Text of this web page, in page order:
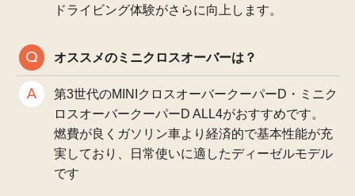
ドライビング体験がさらに向上します。
オススメのミニクロスオーバーは？
第3世代のMINIクロスオーバークーパーD・ミニク
ロスオーバークーパーD ALL4がおすすめです。
燃費が良くガソリン車より経済的で基本性能が充
実しており、日常使いに適したディーゼルモデル
です